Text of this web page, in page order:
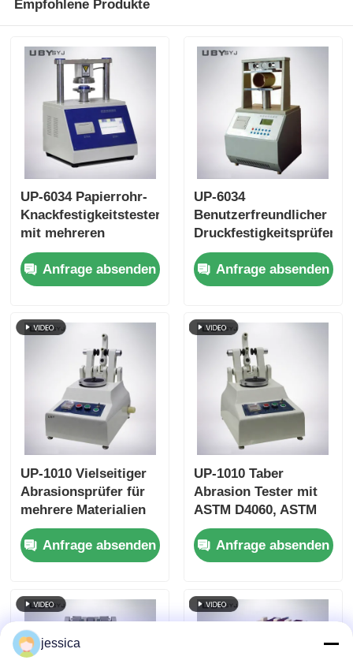
Empfohlene Produkte
UP-6034 Papierrohr-
Knackfestigkeitstester
mit mehreren
Testgeschwindigkeits-
Einstellungen
Überlastschutz und
Konformität
Anfrage absenden
UP-6034
Benutzerfreundlicher
Druckfestigkeitsprüfer
für Papierrohre mit
Touchscreen-
Schnittstelle und
Rücklauffunktion
Anfrage absenden
UP-1010 Vielseitiger
Abrasionsprüfer für
mehrere Materialien
Anfrage absenden
UP-1010 Taber
Abrasion Tester mit
ASTM D4060, ASTM
D1044, ISO 5470 und
JIS K7204 kompatibel
mit einer
von 250 g, 500 g, 1000
g und einer
Anfrage absenden
jessica